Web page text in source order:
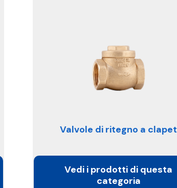
Valvole di ritegno a clapet
Vedi i prodotti di questa
categoria